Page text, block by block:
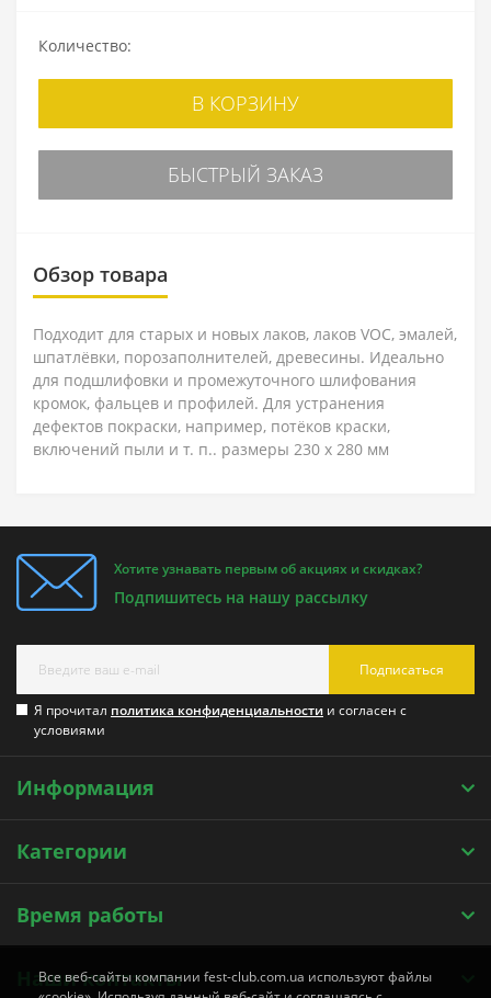
Количество:
В КОРЗИНУ
БЫСТРЫЙ ЗАКАЗ
Обзор товара
Подходит для старых и новых лаков, лаков VOC, эмалей,
шпатлёвки, порозаполнителей, древесины. Идеально
для подшлифовки и промежуточного шлифования
кромок, фальцев и профилей. Для устранения
дефектов покраски, например, потёков краски,
включений пыли и т. п.. размеры 230 x 280 мм
Хотите узнавать первым об акциях и скидках?
Подпишитесь на нашу рассылку
Подписаться
Я прочитал политика конфиденциальности и согласен с
условиями
Информация
Категории
Время работы
Наши контакты
Все веб-сайты компании fest-club.com.ua используют файлы